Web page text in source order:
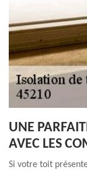
UNE
AVEC LES
Si votre toit